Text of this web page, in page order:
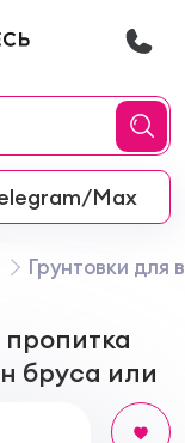
колеровка
Max
Грунтовки для
пропитка
бруса или